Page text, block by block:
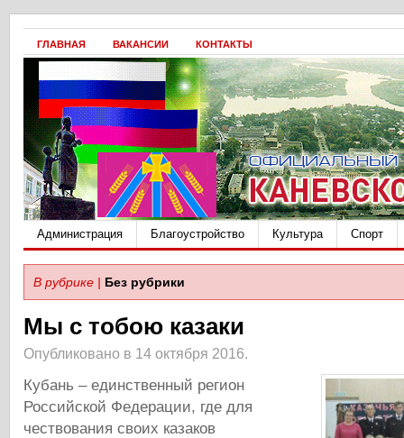
ГЛАВНАЯ ВАКАНСИИ КОНТАКТЫ
Администрация Благоустройство Культура Спорт
В рубрике | Без рубрики
Мы с тобою казаки
Опубликовано в 14 октября 2016.
Кубань – единственный регион
Российской Федерации, где для
чествования своих казаков